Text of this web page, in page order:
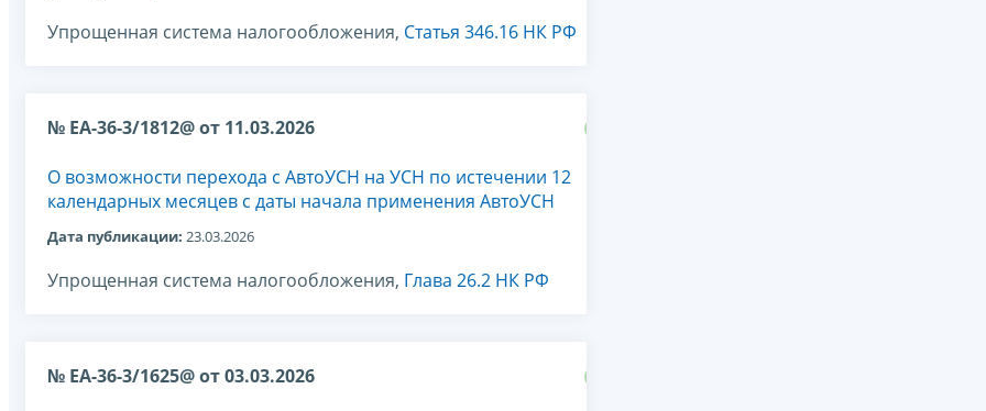
Упрощенная система налогообложения, Статья 346.16 НК РФ
№ ЕА-36-3/1812@ от 11.03.2026
О возможности перехода с АвтоУСН на УСН по истечении 12
календарных месяцев с даты начала применения АвтоУСН
Дата публикации: 23.03.2026
Упрощенная система налогообложения, Глава 26.2 НК РФ
№ ЕА-36-3/1625@ от 03.03.2026